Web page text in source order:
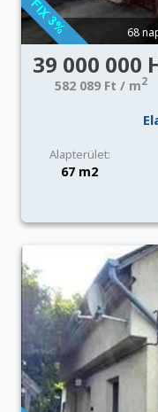
68
39 000 000
582 089 Ft / m2
Alapterület:
67 m2